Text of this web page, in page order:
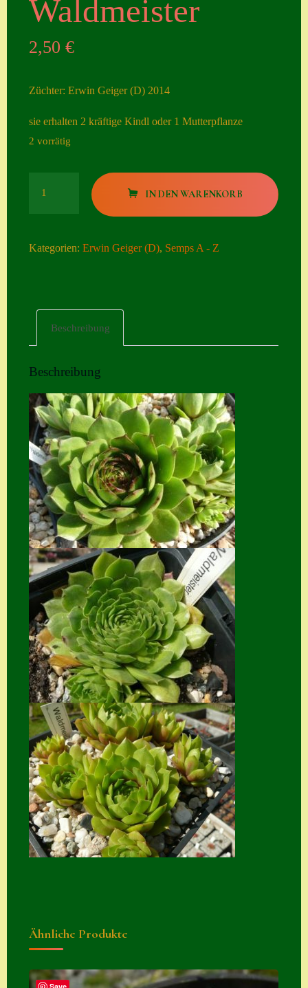
ngen
Datenschutzerklä
mit Semps
Kasse
Kontakt
Mein Konto
Naturformen
S. x nixonii
Semps die ich
suche
Semps von A – Z
Shop
Suche
Sue Thomas
Translator
Versand
Versand von
Semps
Warenkorb
Warenkorb
Widerrufsbelehru
ng
Zubehör
Waldmeister
2,50€
Züchter: Erwin Geiger (D) 2014
sie erhalten 2 kräftige Kindl oder 1 Mutterpflanze
2 vorrätig
IN DEN WARENKORB
Kategorien:Erwin Geiger (D), Semps A - Z
Beschreibung
Beschreibung
Ähnliche Produkte